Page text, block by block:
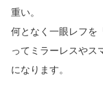
重い。
何となく一眼レフを
ってミラーレスやス
になります。